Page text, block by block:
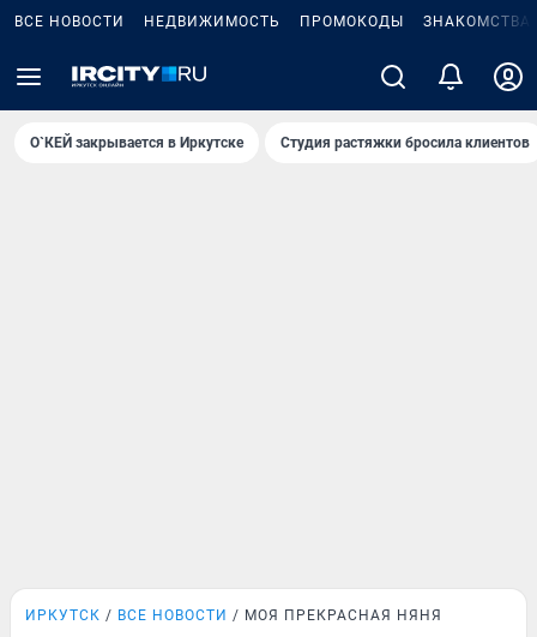
ВСЕ НОВОСТИ НЕДВИЖИМОСТЬ ПРОМОКОДЫ ЗНАКОМСТВА
О`КЕЙ закрывается в Иркутске Студия растяжки бросила клиентов
ИРКУТСК ВСЕ НОВОСТИ МОЯ ПРЕКРАСНАЯ НЯНЯ